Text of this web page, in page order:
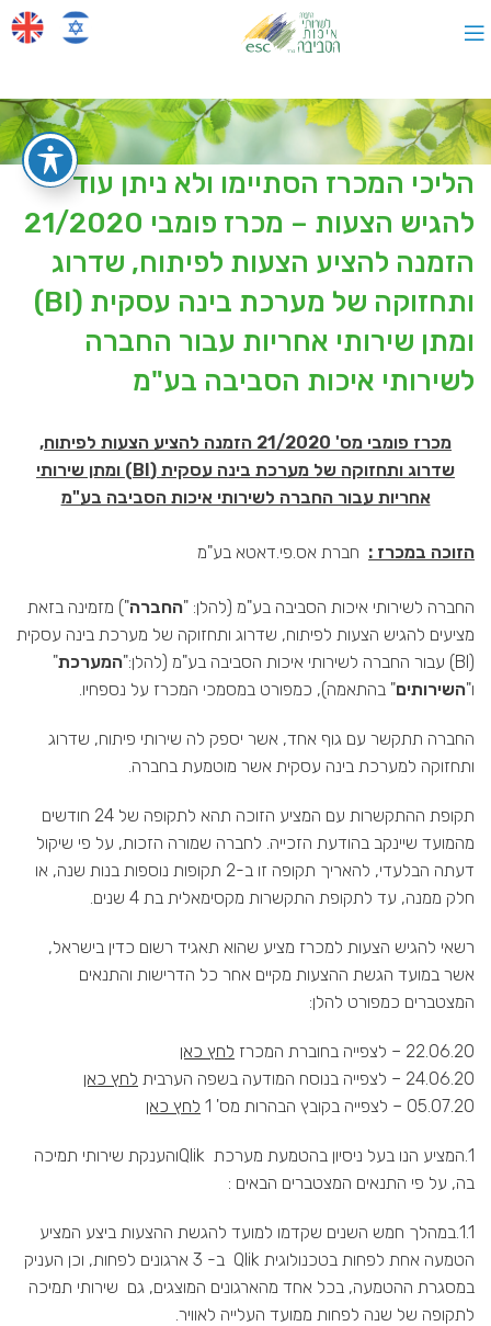
הליכי המכרז הסתיימו ולא ניתן עוד
להגיש הצעות – מכרז פומבי 21/2020
הזמנה להציע הצעות לפיתוח, שדרוג
ותחזוקה של מערכת בינה עסקית (BI)
ומתן שירותי אחריות עבור החברה
לשירותי איכות הסביבה בע"מ
מכרז פומבי מס' 21/2020 הזמנה להציע הצעות לפיתוח,
שדרוג ותחזוקה של מערכת בינה עסקית (BI) ומתן שירותי
אחריות עבור החברה לשירותי איכות הסביבה בע"מ
הזוכה במכרז : חברת אס.פי.דאטא בע"מ
החברה לשירותי איכות הסביבה בע"מ (להלן: "החברה") מזמינה בזאת
מציעים להגיש הצעות לפיתוח, שדרוג ותחזוקה של מערכת בינה עסקית
(BI) עבור החברה לשירותי איכות הסביבה בע"מ (להלן:"
המערכת"
ו"השירותים" בהתאמה), כמפורט במסמכי המכרז על נספחיו.
החברה תתקשר עם גוף אחד, אשר יספק לה שירותי פיתוח, שדרוג
ותחזוקה למערכת בינה עסקית אשר מוטמעת בחברה.
תקופת ההתקשרות עם המציע הזוכה תהא לתקופה של 24 חודשים
מהמועד שיינקב בהודעת הזכייה. לחברה שמורה הזכות, על פי שיקול
דעתה הבלעדי, להאריך תקופה זו ב-2 תקופות נוספות בנות שנה, או
חלק ממנה, עד לתקופת התקשרות מקסימאלית בת 4 שנים.
רשאי להגיש הצעות למכרז מציע שהוא תאגיד רשום כדין בישראל,
אשר במועד הגשת ההצעות מקיים אחר כל הדרישות והתנאים
המצטברים כמפורט להלן:
22.06.20 – לצפייה בחוברת המכרז
לחץ כאן
24.06.20 – לצפייה בנוסח המודעה בשפה הערבית
לחץ כאן
05.07.20 – לצפייה בקובץ הבהרות מס' 1
לחץ כאן
1.המציע הנו בעל ניסיון בהטמעת מערכת Qlikוהענקת שירותי תמיכה
בה, על פי התנאים המצטברים הבאים :
1.1.במהלך חמש השנים שקדמו למועד להגשת ההצעות ביצע המציע
הטמעה אחת לפחות בטכנולוגית Qlik ב- 3 ארגונים לפחות, וכן העניק
במסגרת ההטמעה, בכל אחד מהארגונים המוצגים, גם שירותי תמיכה
לתקופה של שנה לפחות ממועד העלייה לאוויר.